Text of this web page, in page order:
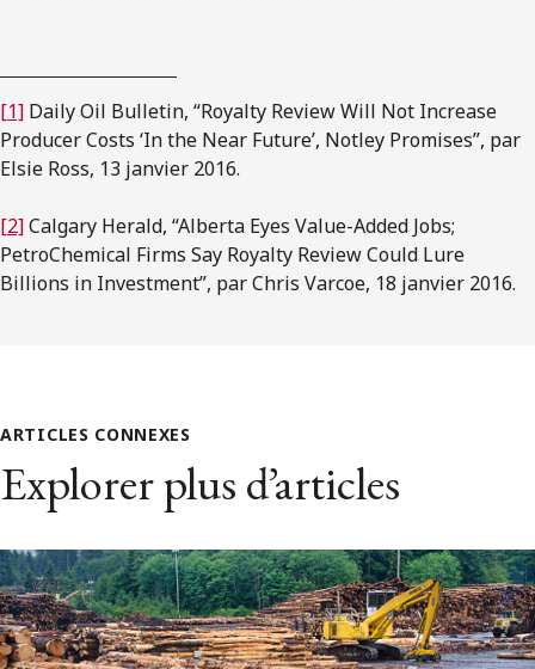
[1] Daily Oil Bulletin, “Royalty Review Will Not Increase
Producer Costs ‘In the Near Future’, Notley Promises”, par
Elsie Ross, 13 janvier 2016.
[2]Calgary Herald, “Alberta Eyes Value-Added Jobs;
PetroChemical Firms Say Royalty Review Could Lure
Billions in Investment”, par Chris Varcoe, 18 janvier 2016.
ARTICLES CONNEXES
Explorer plus d’articles